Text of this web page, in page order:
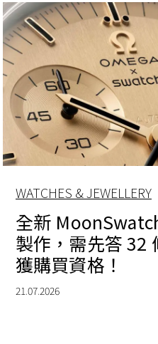
WATCHES & JEWELLERY
全新
製作，需先答 32
獲購買資格！
21.07.2026